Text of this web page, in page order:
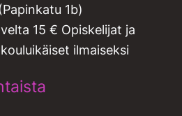
1b)
15 € Opiskelijat ja
ilmaiseksi